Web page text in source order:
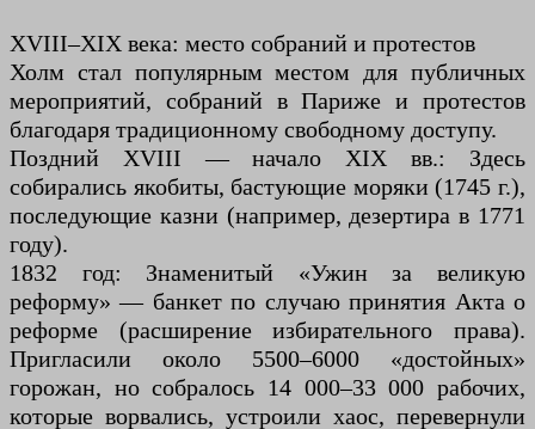
XVIII–XIX века: место собраний и протестов
Холм стал популярным местом для публичных
мероприятий, собраний в Париже и протестов
благодаря традиционному свободному доступу.
Поздний XVIII — начало XIX вв.: Здесь
собирались якобиты, бастующие моряки (1745 г.),
последующие казни (например, дезертира в 1771
году).
1832 год: Знаменитый «Ужин за великую
реформу» — банкет по случаю принятия Акта о
реформе (расширение избирательного права).
Пригласили около 5500–6000 «достойных»
горожан, но собралось 14 000–33 000 рабочих,
которые ворвались, устроили хаос, перевернули